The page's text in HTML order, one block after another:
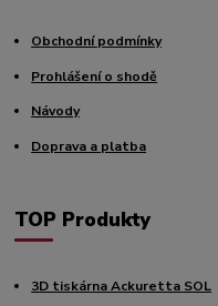
Obchodní podmínky
Prohlášení o shodě
Návody
Doprava a platba
TOP Produkty
3D tiskárna Ackuretta SOL